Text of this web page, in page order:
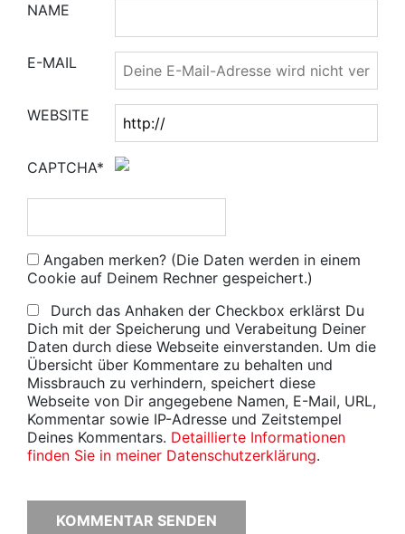
NAME
E-MAIL
WEBSITE
CAPTCHA*
Angaben merken? (Die Daten werden in einem
Cookie auf Deinem Rechner gespeichert.)
Durch das Anhaken der Checkbox erklärst Du
Dich mit der Speicherung und Verabeitung Deiner
Daten durch diese Webseite einverstanden. Um die
Übersicht über Kommentare zu behalten und
Missbrauch zu verhindern, speichert diese
Webseite von Dir angegebene Namen, E-Mail, URL,
Kommentar sowie IP-Adresse und Zeitstempel
Deines Kommentars. Detaillierte Informationen
finden Sie in meiner Datenschutzerklärung.